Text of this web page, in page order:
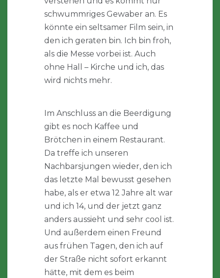
schwummriges Gewaber an. Es
könnte ein seltsamer Film sein, in
den ich geraten bin. Ich bin froh,
als die Messe vorbei ist. Auch
ohne Hall – Kirche und ich, das
wird nichts mehr.
Im Anschluss an die Beerdigung
gibt es noch Kaffee und
Brötchen in einem Restaurant.
Da treffe ich unseren
Nachbarsjungen wieder, den ich
das letzte Mal bewusst gesehen
habe, als er etwa 12 Jahre alt war
und ich 14, und der jetzt ganz
anders aussieht und sehr cool ist.
Und außerdem einen Freund
aus frühen Tagen, den ich auf
der Straße nicht sofort erkannt
hätte, mit dem es beim